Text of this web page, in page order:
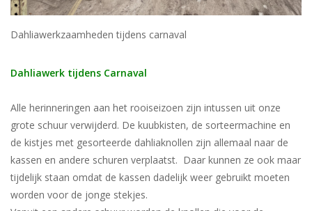
Dahliawerkzaamheden tijdens carnaval
Dahliawerk tijdens Carnaval
Alle herinneringen aan het rooiseizoen zijn intussen uit onze
grote schuur verwijderd. De kuubkisten, de sorteermachine en
de kistjes met gesorteerde dahliaknollen zijn allemaal naar de
kassen en andere schuren verplaatst. Daar kunnen ze ook maar
tijdelijk staan omdat de kassen dadelijk weer gebruikt moeten
worden voor de jonge stekjes.